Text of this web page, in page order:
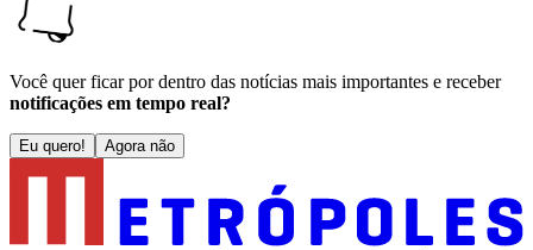
Você quer ficar por dentro das notícias mais importantes e receber
notificações em tempo real?
Eu quero! Agora não